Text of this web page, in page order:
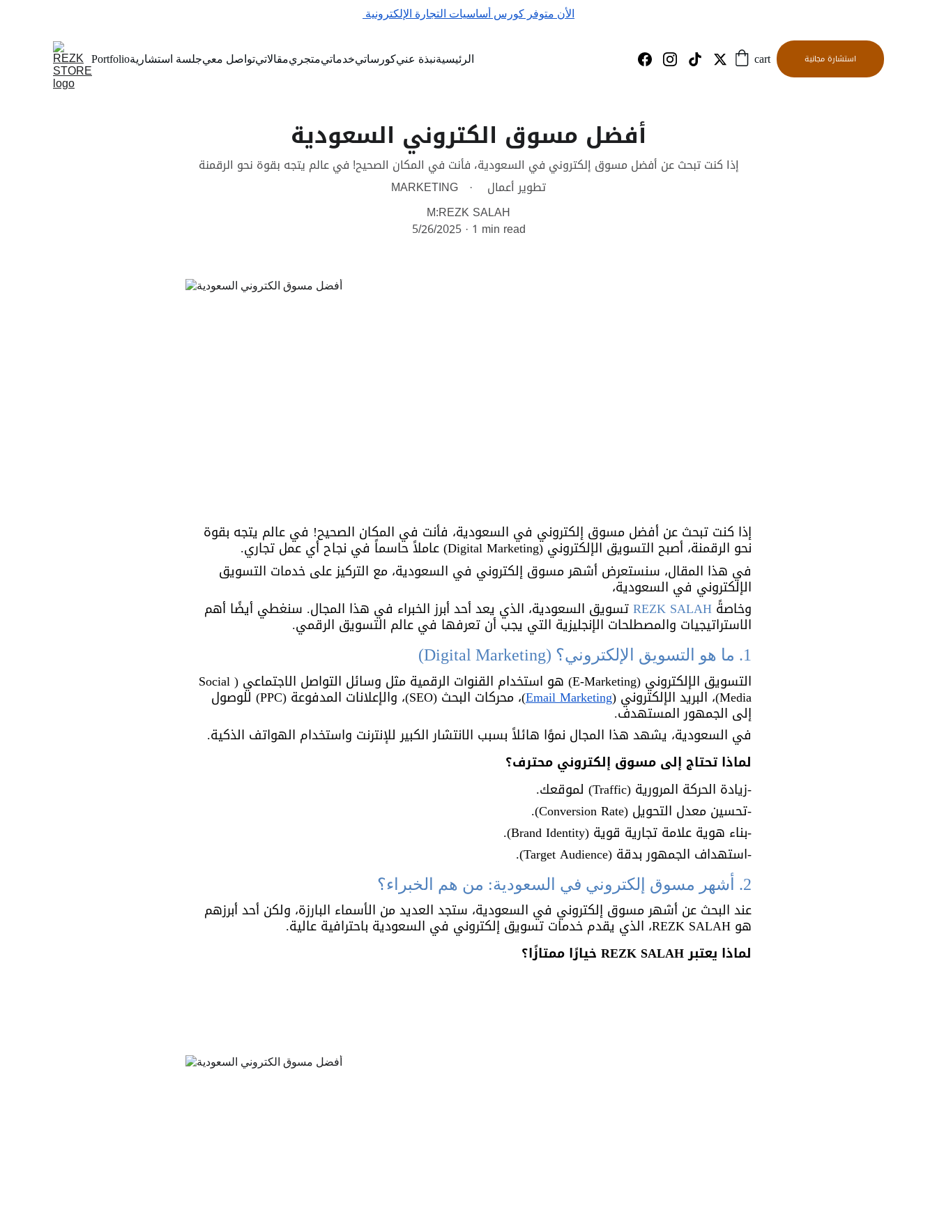
الأن متوفر كورس أساسيات التجارة الإلكترونية
Portfolioجلسة استشاريةتواصل معيمقالاتيمتجريخدماتيكورساتينبذة عنيالرئيسية cart استشارة مجانية
أفضل مسوق الكتروني السعودية
إذا كنت تبحث عن أفضل مسوق إلكتروني في السعودية، فأنت في المكان الصحيح! في عالم يتجه بقوة نحو الرقمنة
MARKETING
تطوير أعمال
M:REZK SALAH
5/26/2025 1 min read
إذا كنت تبحث عن أفضل مسوق إلكتروني في السعودية، فأنت في المكان الصحيح! في عالم يتجه بقوة
نحو الرقمنة، أصبح التسويق الإلكتروني (Digital Marketing) عاملاً حاسماً في نجاح أي عمل تجاري.
في هذا المقال، سنستعرض أشهر مسوق إلكتروني في السعودية، مع التركيز على خدمات التسويق
الإلكتروني في السعودية،
وخاصةً REZK SALAH تسويق السعودية، الذي يعد أحد أبرز الخبراء في هذا المجال. سنغطي أيضًا أهم
الاستراتيجيات والمصطلحات الإنجليزية التي يجب أن تعرفها في عالم التسويق الرقمي.
1. ما هو التسويق الإلكتروني؟ (Digital Marketing)
التسويق الإلكتروني (E-Marketing) هو استخدام القنوات الرقمية مثل وسائل التواصل الاجتماعي (Social
Media)، البريد الإلكتروني ( Email Marketing )، محركات البحث (SEO)، والإعلانات المدفوعة (PPC) للوصول
إلى الجمهور المستهدف.
في السعودية، يشهد هذا المجال نموًا هائلاً بسبب الانتشار الكبير للإنترنت واستخدام الهواتف الذكية.
لماذا تحتاج إلى مسوق إلكتروني محترف؟
-زيادة الحركة المرورية (Traffic) لموقعك.
-تحسين معدل التحويل (Conversion Rate).
-بناء هوية علامة تجارية قوية (Brand Identity).
-استهداف الجمهور بدقة (Target Audience).
2. أشهر مسوق إلكتروني في السعودية: من هم الخبراء؟
عند البحث عن أشهر مسوق إلكتروني في السعودية، ستجد العديد من الأسماء البارزة، ولكن أحد أبرزهم
هو REZK SALAH، الذي يقدم خدمات تسويق إلكتروني في السعودية باحترافية عالية.
لماذا يعتبر REZK SALAH خيارًا ممتازًا؟